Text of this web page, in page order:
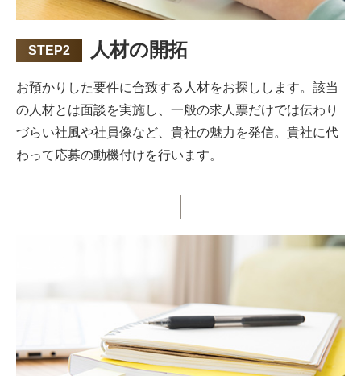
STEP2 人材の開拓
お預かりした要件に合致する人材をお探しします。該当
の人材とは面談を実施し、一般の求人票だけでは伝わり
づらい社風や社員像など、貴社の魅力を発信。貴社に代
わって応募の動機付けを行います。